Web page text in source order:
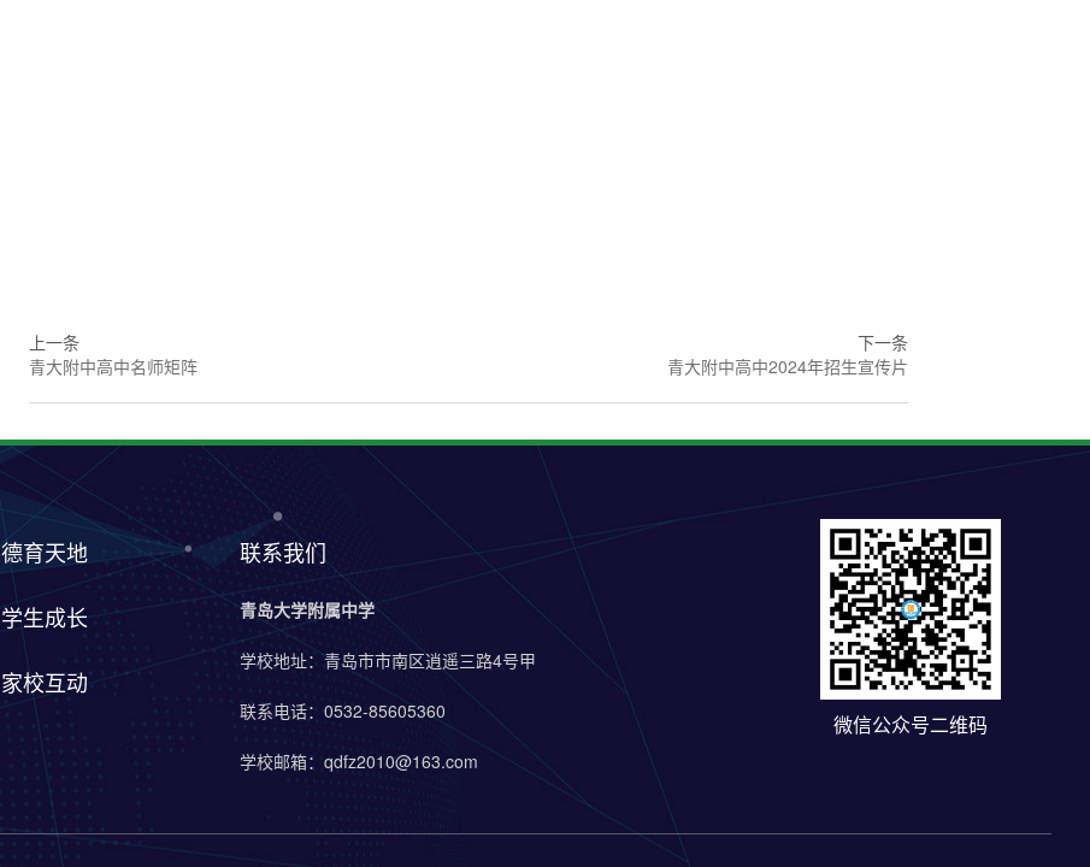
下一条
青大附中高中2024年招生宣传片
上一条
青大附中高中名师矩阵
德育天地
学生成长
家校互动
联系我们
青岛大学附属中学
学校地址：青岛市市南区逍遥三路4号甲
联系电话：0532-85605360
学校邮箱：qdfz2010@163.com
微信公众号二维码